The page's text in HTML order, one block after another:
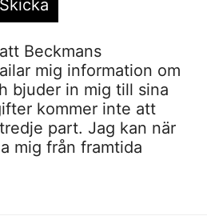
Beckmans
mig information om
bjuder in mig till sina
kommer inte att
part. Jag kan när
mig från framtida